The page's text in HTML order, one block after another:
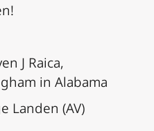
J Raica,
in Alabama
Landen (AV)